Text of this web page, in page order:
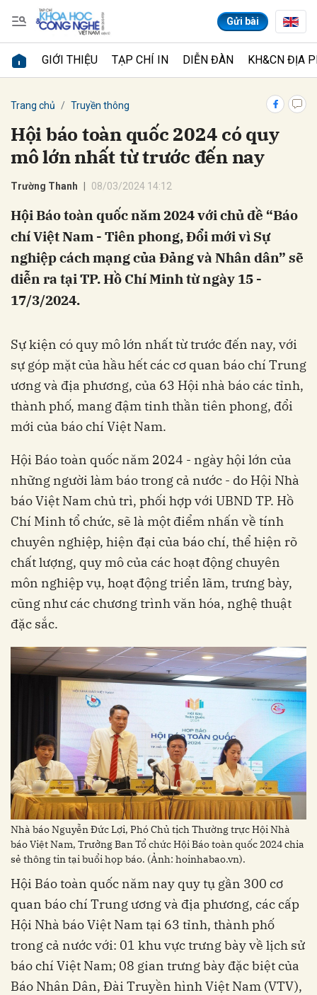
Gửi bài
GIỚI THIỆU TẠP CHÍ IN DIỄN ĐÀN KH&CN ĐỊA
Trang chủ Truyền thông
Hội báo toàn quốc 2024 có quy
mô lớn nhất từ trước đến nay
Trường Thanh 08/03/2024 14:12
Hội Báo toàn quốc năm 2024 với chủ đề “Báo
chí Việt Nam - Tiên phong, Đổi mới vì Sự
nghiệp cách mạng của Đảng và Nhân dân” sẽ
diễn ra tại TP. Hồ Chí Minh từ ngày 15 -
17/3/2024.
Sự kiện có quy mô lớn nhất từ trước đến nay, với
sự góp mặt của hầu hết các cơ quan báo chí Trung
ương và địa phương, của 63 Hội nhà báo các tỉnh,
thành phố, mang đậm tinh thần tiên phong, đổi
mới của báo chí Việt Nam.
Hội Báo toàn quốc năm 2024 - ngày hội lớn của
những người làm báo trong cả nước - do Hội Nhà
báo Việt Nam chủ trì, phối hợp với UBND TP. Hồ
Chí Minh tổ chức, sẽ là một điểm nhấn về tính
chuyên nghiệp, hiện đại của báo chí, thể hiện rõ
chất lượng, quy mô của các hoạt động chuyên
môn nghiệp vụ, hoạt động triển lãm, trưng bày,
cũng như các chương trình văn hóa, nghệ thuật
đặc sắc.
Nhà báo Nguyễn Đức Lợi, Phó Chủ tịch Thường trực Hội Nhà
báo Việt Nam, Trưởng Ban Tổ chức Hội Báo toàn quốc 2024 chia
sẻ thông tin tại buổi họp báo. (Ảnh: hoinhabao.vn).
Hội Báo toàn quốc năm nay quy tụ gần 300 cơ
quan báo chí Trung ương và địa phương, các cấp
Hội Nhà báo Việt Nam tại 63 tỉnh, thành phố
trong cả nước với: 01 khu vực trưng bày về lịch sử
báo chí Việt Nam; 08 gian trưng bày đặc biệt của
Báo Nhân Dân, Đài Truyền hình Việt Nam (VTV),
Gửi bình luận
Hủy Gửi